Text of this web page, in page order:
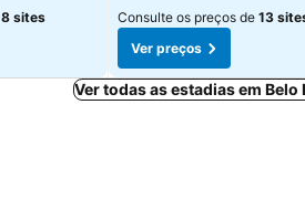
8 sites
Consulte os preços de 13
Ver preços
Ver todas as estadias em